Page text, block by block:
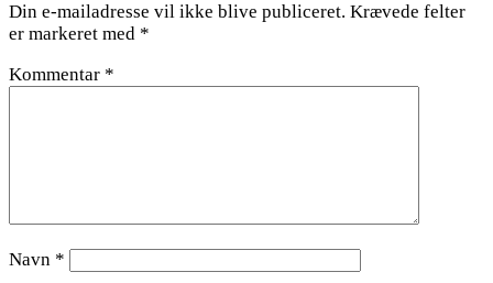
Din e-mailadresse vil ikke blive publiceret. Krævede felter
er markeret med *
Kommentar *
Navn *